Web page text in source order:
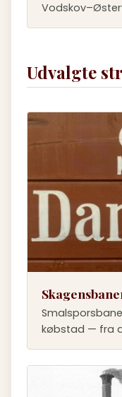
Udvalgte
købstad — fra